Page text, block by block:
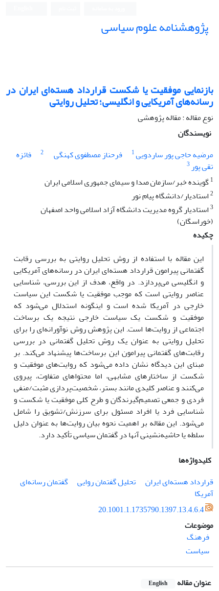
پژوهشنامه علوم سیاسی
بازنمایی موفقیت یا شکست قرارداد هسته‌ای ایران در
رسانه‌های آمریکایی و انگلیسی؛ تحلیل روایتی
نوع مقاله : مقاله پژوهشی
نویسندگان
مرضیه حاجی پور ساردویی1 فرحناز مصطفوی کهنگی 2
فائزه
تقی پور3
1گوینده خبر/سازمان صدا و سیمای جمهوری اسلامی ایران
2استادیار/دانشگاه پیام نور
3استادیار گروه مدیریت دانشگاه آزاد اسلامی واحد اصفهان
(خوراسگان)
چکیده
این مقاله با استفاده از روش تحلیل روایتی به بررسی رقابت
گفتمانی پیرامون قرارداد هسته‌ای ایران در رسانه‌های آمریکایی
و انگلیسی می‌پردازد. در واقع، هدف از این بررسی، شناسایی
عناصر روایتی است که موجب موفقیت یا شکست این سیاست
خارجی در آمریکا شده است و اینگونه استدلال می‌شود که
موفقیت و شکست یک سیاست خارجی نتیجه یک برساخت
اجتماعی از روایت‌ها است. این پژوهش روش نوآورانه‌ای را برای
تحلیل روایتی به عنوان یک روش تحلیل گفتمانی در بررسی
رقابت‌های گفتمانی پیرامون این برساخت‌ها پیشنهاد می‌کند. بر
مبنای این دیدگاه نشان داده می‌شود که روایت‌های موفقیت و
شکست از ساختارهای مشابهی، اما محتواهای متفاوت، پیروی
می‌کنند و عناصر کلیدی مانند بستر، شخصیت‌پردازی مثبت/منفی
فردی و جمعی تصمیم‌گیرندگان و طرح کلی موفقیت یا شکست و
شناسایی فرد یا افراد مسئول برای سرزنش/تشویق را شامل
می‌شود. این مقاله بر اهمیت نحوه بیان روایت‌ها به عنوان دلیل
سلطه یا حاشیه‌نشینی آنها در گفتمان سیاسی تأکید دارد.
کلیدواژه‌ها
قرارداد هسته‌ای ایران
تحلیل گفتمان روایی
گفتمان رسانه‌ای
آمریکا
20.1001.1.1735790.1397.13.4.6.4
موضوعات
فرهنگ
سیاست
عنوان مقاله English